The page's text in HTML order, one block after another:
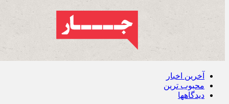
آخرین اخبار
محبوب ترین
دیدگاهها